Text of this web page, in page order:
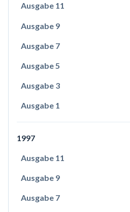
Ausgabe 11
Ausgabe 9
Ausgabe 7
Ausgabe 5
Ausgabe 3
Ausgabe 1
1997
Ausgabe 11
Ausgabe 9
Ausgabe 7